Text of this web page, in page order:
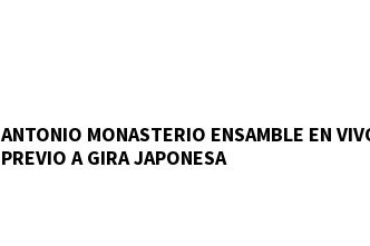
ANTONIO MONASTERIO ENSAMBLE EN
PREVIO A GIRA JAPONESA